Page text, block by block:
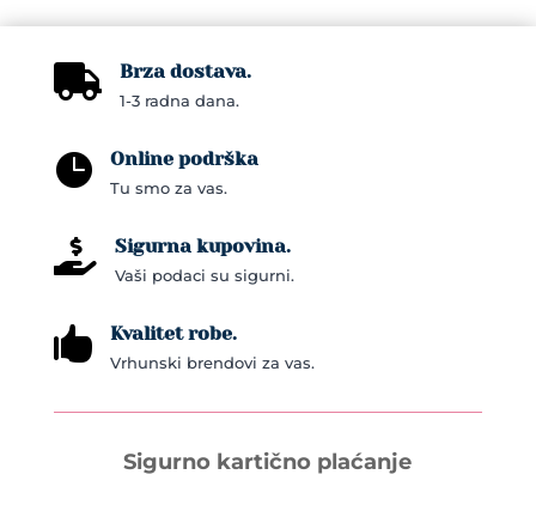
chosen
product
page
 Brza dostava.
1-3 radna dana.
 Online podrška
Tu smo za vas.
 Sigurna kupovina.
Vaši podaci su sigurni.
 Kvalitet robe.
Vrhunski brendovi za vas.
Sigurno kartično plaćanje